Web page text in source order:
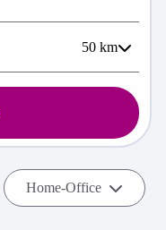
50 km
Home-Office